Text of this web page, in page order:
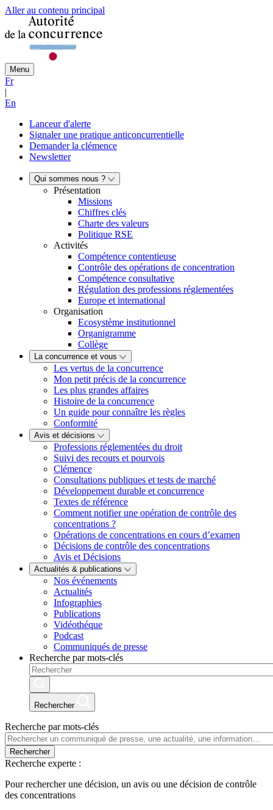
Aller au contenu principal
Menu
Fr
|
En
Lanceur d'alerte
Signaler une pratique anticoncurrentielle
Demander la clémence
Newsletter
Qui sommes nous ?
Présentation
Missions
Chiffres clés
Charte des valeurs
Politique RSE
Activités
Compétence contentieuse
Contrôle des opérations de concentration
Compétence consultative
Régulation des professions réglementées
Europe et international
Organisation
Ecosystème institutionnel
Organigramme
Collège
La concurrence et vous
Les vertus de la concurrence
Mon petit précis de la concurrence
Les plus grandes affaires
Histoire de la concurrence
Un guide pour connaître les règles
Conformité
Avis et décisions
Professions réglementées du droit
Suivi des recours et pourvois
Clémence
Consultations publiques et tests de marché
Développement durable et concurrence
Textes de référence
Comment notifier une opération de contrôle des
concentrations ?
Opérations de concentrations en cours d’examen
Décisions de contrôle des concentrations
Avis et Décisions
Actualités & publications
Nos événements
Actualités
Infographies
Publications
Vidéothéque
Podcast
Communiqués de presse
Recherche par mots-clés
Rechercher
Recherche par mots-clés
Rechercher
Recherche experte :
Pour rechercher une décision, un avis ou une décision de contrôle
des concentrations